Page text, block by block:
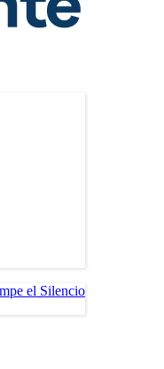
el Silencio